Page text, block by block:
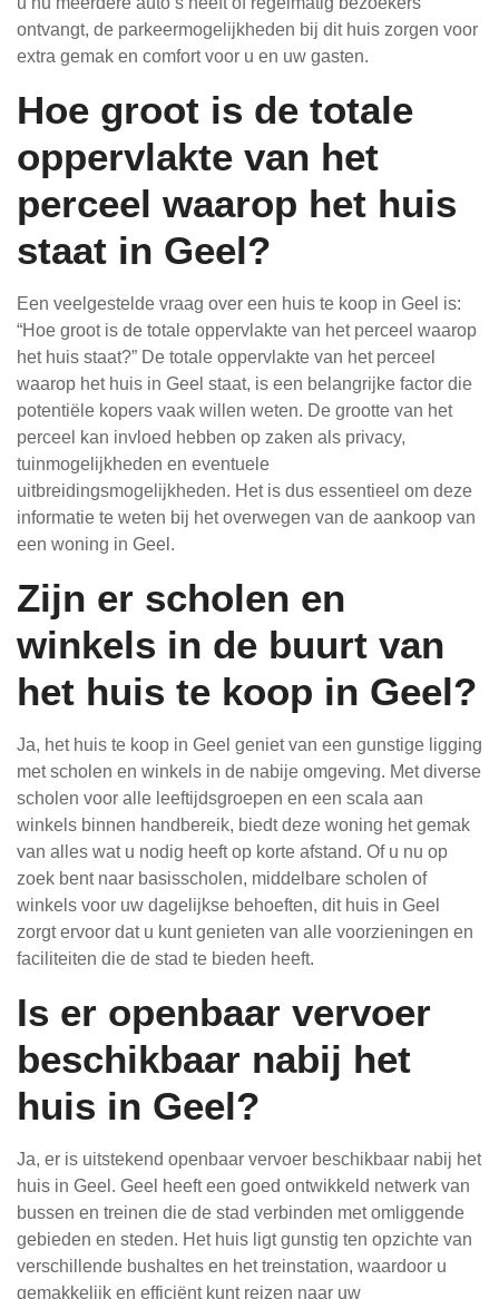
ontvangt, de parkeermogelijkheden bij dit huis zorgen voor
extra gemak en comfort voor u en uw gasten.
Hoe groot is de totale
oppervlakte van het
perceel waarop het huis
staat in Geel?
Een veelgestelde vraag over een huis te koop in Geel is:
“Hoe groot is de totale oppervlakte van het perceel waarop
het huis staat?” De totale oppervlakte van het perceel
waarop het huis in Geel staat, is een belangrijke factor die
potentiële kopers vaak willen weten. De grootte van het
perceel kan invloed hebben op zaken als privacy,
tuinmogelijkheden en eventuele
uitbreidingsmogelijkheden. Het is dus essentieel om deze
informatie te weten bij het overwegen van de aankoop van
een woning in Geel.
Zijn er scholen en
winkels in de buurt van
het huis te koop in Geel?
Ja, het huis te koop in Geel geniet van een gunstige ligging
met scholen en winkels in de nabije omgeving. Met diverse
scholen voor alle leeftijdsgroepen en een scala aan
winkels binnen handbereik, biedt deze woning het gemak
van alles wat u nodig heeft op korte afstand. Of u nu op
zoek bent naar basisscholen, middelbare scholen of
winkels voor uw dagelijkse behoeften, dit huis in Geel
zorgt ervoor dat u kunt genieten van alle voorzieningen en
faciliteiten die de stad te bieden heeft.
Is er openbaar vervoer
beschikbaar nabij het
huis in Geel?
Ja, er is uitstekend openbaar vervoer beschikbaar nabij het
huis in Geel. Geel heeft een goed ontwikkeld netwerk van
bussen en treinen die de stad verbinden met omliggende
gebieden en steden. Het huis ligt gunstig ten opzichte van
verschillende bushaltes en het treinstation, waardoor u
gemakkelijk en efficiënt kunt reizen naar uw